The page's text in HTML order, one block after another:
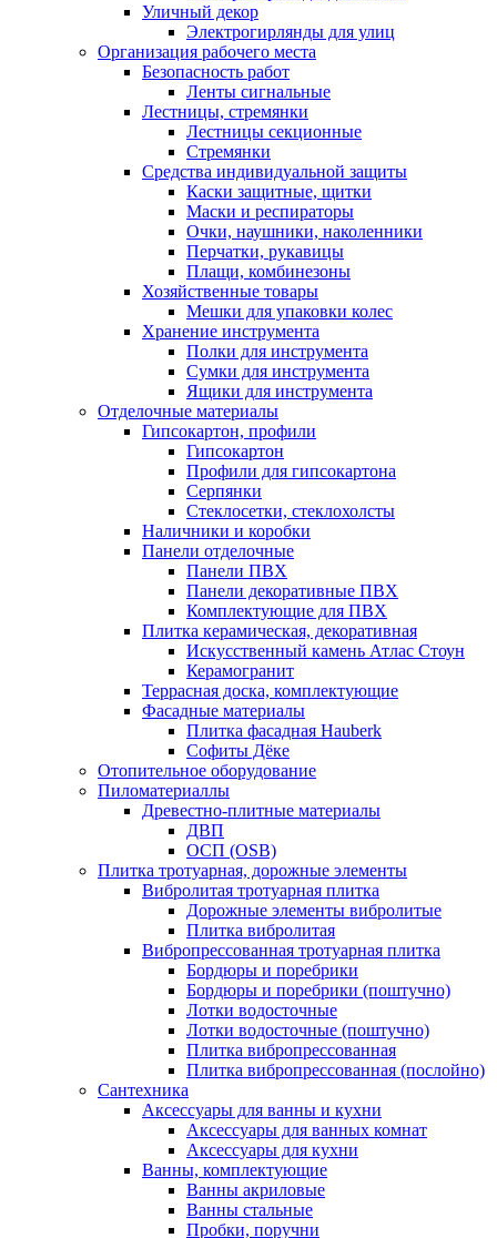
Уличный декор
Электрогирлянды для улиц
Организация рабочего места
Безопасность работ
Ленты сигнальные
Лестницы, стремянки
Лестницы секционные
Стремянки
Средства индивидуальной защиты
Каски защитные, щитки
Маски и респираторы
Очки, наушники, наколенники
Перчатки, рукавицы
Плащи, комбинезоны
Хозяйственные товары
Мешки для упаковки колес
Хранение инструмента
Полки для инструмента
Сумки для инструмента
Ящики для инструмента
Отделочные материалы
Гипсокартон, профили
Гипсокартон
Профили для гипсокартона
Серпянки
Стеклосетки, стеклохолсты
Наличники и коробки
Панели отделочные
Панели ПВХ
Панели декоративные ПВХ
Комплектующие для ПВХ
Плитка керамическая, декоративная
Искусственный камень Атлас Стоун
Керамогранит
Террасная доска, комплектующие
Фасадные материалы
Плитка фасадная Hauberk
Софиты Дёке
Отопительное оборудование
Пиломатериаллы
Древестно-плитные материалы
ДВП
ОСП (OSB)
Плитка тротуарная, дорожные элементы
Вибролитая тротуарная плитка
Дорожные элементы вибролитые
Плитка вибролитая
Вибропрессованная тротуарная плитка
Бордюры и поребрики
Бордюры и поребрики (поштучно)
Лотки водосточные
Лотки водосточные (поштучно)
Плитка вибропрессованная
Плитка вибропрессованная (послойно)
Сантехника
Аксессуары для ванны и кухни
Аксессуары для ванных комнат
Аксессуары для кухни
Ванны, комплектующие
Ванны акриловые
Ванны стальные
Пробки, поручни